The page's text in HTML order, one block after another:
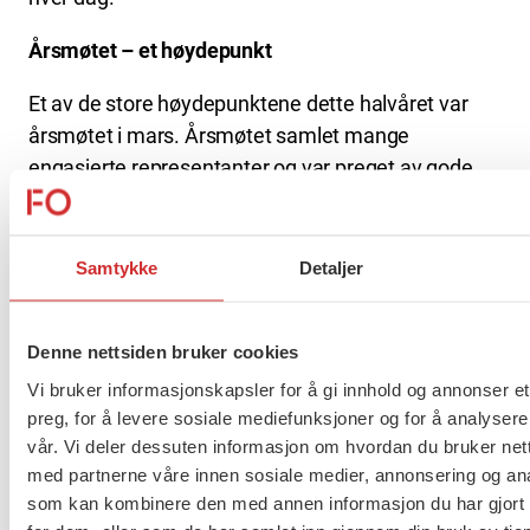
Samtykke Detaljer
Denne nettsiden bruker cookies
Vi bruker informasjonskapsler for å gi innhold og annonser
preg, for å levere sosiale mediefunksjoner og for å
vår. Vi deler dessuten informasjon om hvordan du bruker
med partnerne våre innen sosiale medier, annonsering og
som kan kombinere den med annen informasjon du har gjort
Årsmøtet – et høydepunkt
Et av de store høydepunktene dette halvåret var
årsmøtet i mars. Årsmøtet samlet mange
engasjerte representanter og var preget av gode
diskusjoner, viktige vedtak og stort engasjement for
demokratiske arenaer, og vi takker alle som deltok
og bidro til et vellykket møte.
Profesjonsfaglig aktivitet
På årsmøtet ble det valgt et nytt profesjonsutvalg
bestående av 12 engasjerte representanter.
Utvalget har allerede vært samlet til
oppstartseminar, hvor det ble lagt gode planer for